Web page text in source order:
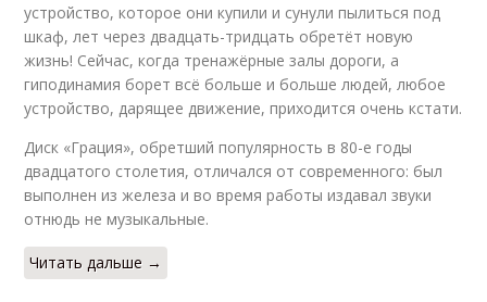
устройство, которое они купили и сунули пылиться под
шкаф, лет через двадцать-тридцать обретёт новую
жизнь! Сейчас, когда тренажёрные залы дороги, а
гиподинамия борет всё больше и больше людей, любое
устройство, дарящее движение, приходится очень кстати.
Диск «Грация», обретший популярность в 80-е годы
двадцатого столетия, отличался от современного: был
выполнен из железа и во время работы издавал звуки
отнюдь не музыкальные.
Читать дальше →